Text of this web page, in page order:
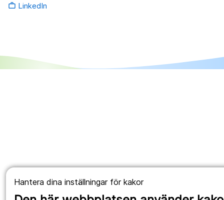
Hantera dina inställningar för kakor
work_outline LinkedIn